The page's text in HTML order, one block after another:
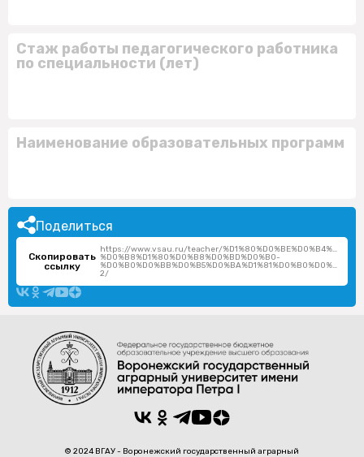
Стаж работы педагогического работника
по специальности (лет)
Наименование образовательных программ
Поделиться
Скопировать
ссылку
https://www.vsau.ru/teacher/
%D0%B8%D1%80%D0%B8%D0%BD%D0%B0-
2/
© 2024 ВГАУ - Воронежский государственный аграрный